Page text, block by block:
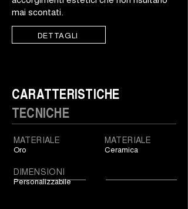
mai scontati.
DETTAGLI
CARATTERISTICHE
TECNICHE
MATERIALE
Oro
DIMENSIONI
Personalizzabile
MATERIALE
Ceramica